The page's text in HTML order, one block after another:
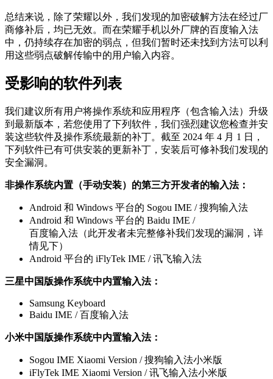
总结来说，除了荣耀以外，我们发现的加密破解方法在经过厂
商修补后，均已无效。而在荣耀手机以外厂牌的百度输入法
中，仍持续存在加密的弱点，但我们暂时还未找到方法可以利
用这些弱点破解传输中的用户输入内容。
受影响的软件列表
我们建议所有用户将操作系统和应用程序（包含输入法）升级
到最新版本，若您使用了下列软件，我们强烈建议您检查并安
装这些软件及操作系统最新的补丁。截至 2024 年 4 月 1 日，
下列软件已有可供安装的更新补丁，安装后可修补我们发现的
安全漏洞。
非操作系统内置（手动安装）的第三方开发者的输入法：
Android 和 Windows 平台的 Sogou IME / 搜狗输入法
Android 和 Windows 平台的 Baidu IME /
百度输入法（此开发者未完整修补我们发现的漏洞，详
情见下）
Android 平台的 iFlyTek IME / 讯飞输入法
三星中国版操作系统中内置输入法：
Samsung Keyboard
Baidu IME / 百度输入法
小米中国版操作系统中内置输入法：
Sogou IME Xiaomi Version / 搜狗输入法小米版
iFlyTek IME Xiaomi Version / 讯飞输入法小米版